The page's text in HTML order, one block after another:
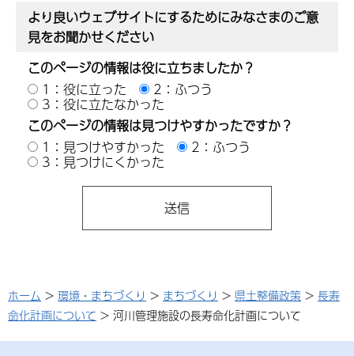
より良いウェブサイトにするためにみなさまのご意
見をお聞かせください
このページの情報は役に立ちましたか？
1：役に立った
2：ふつう
3：役に立たなかった
このページの情報は見つけやすかったですか？
1：見つけやすかった
2：ふつう
3：見つけにくかった
ホーム > 環境・まちづくり > まちづくり > 県土整備政策 > 長寿
命化計画について > 河川管理施設の長寿命化計画について